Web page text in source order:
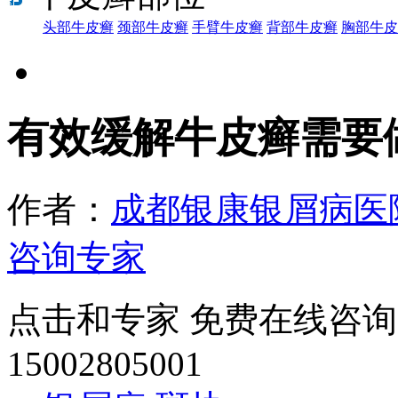
头部牛皮癣 颈部牛皮癣 手臂牛皮癣 背部牛皮癣 胸部牛
有效缓解牛皮癣需要
作者： 成都银康银屑病医
咨询专家
点击和专家 免费在线咨
15002805001